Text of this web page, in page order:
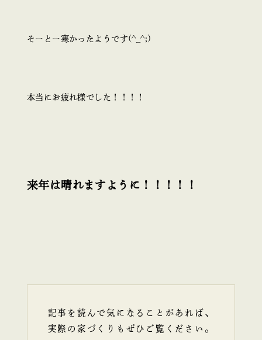
そーとー寒かったようです(^_^;)
本当にお疲れ様でした！！！！
来年は晴れますように！！！！！
記事を読んで気になることがあれば、
実際の家づくりもぜひご覧ください。